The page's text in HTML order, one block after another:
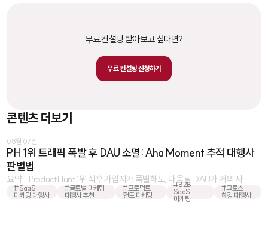
무료 컨설팅 받아보고 싶다면?
무료 컨설팅 신청하기
콘텐츠 더보기
08월 07일
PH 1위 트래픽 폭발 후 DAU 소멸: Aha Moment 추적 대행사
판별법
요약 - Product Hunt 1위 직후 가입자가 폭발해도, 다음 날 DAU가 거의 사 ...
#SaaS
마케팅 대행사
#글로벌 마케팅
대행사 추천
#프로덕트
헌트 마케팅
#B2B
SaaS
마케팅
#그로스
해킹 대행사